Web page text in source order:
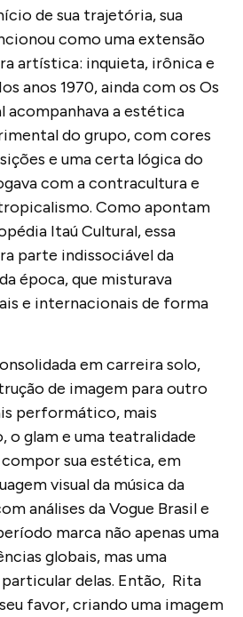
de sua trajetória, sua
como uma extensão
artística: inquieta, irônica e
anos 1970, ainda com os Os
acompanhava a estética
do grupo, com cores
e uma certa lógica do
com a contracultura e
Como apontam
Itaú Cultural, essa
parte indissociável da
época, que misturava
e internacionais de forma
em carreira solo,
de imagem para outro
performático, mais
o glam e uma teatralidade
compor sua estética, em
visual da música da
análises da Vogue Brasil e
marca não apenas uma
globais, mas uma
delas. Então, Rita
favor, criando uma imagem